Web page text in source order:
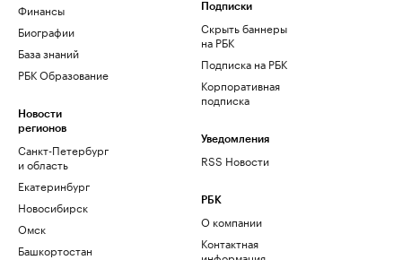
Финансы
Биографии
База знаний
РБК Образование
Новости
регионов
Санкт-Петербург
и область
Екатеринбург
Новосибирск
Омск
Башкортостан
Подписки
Скрыть баннеры
на РБК
Подписка на РБК
Корпоративная
подписка
Уведомления
RSS Новости
РБК
О компании
Контактная